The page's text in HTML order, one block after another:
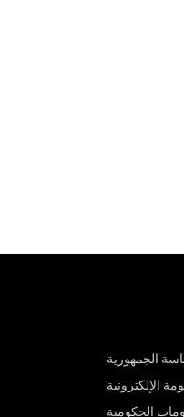
الجمهورية
الإلكترونية
الحكومية